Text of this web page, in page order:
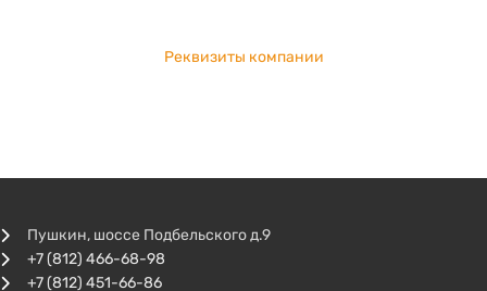
Реквизиты компании
Пушкин, шоссе Подбельского д.9
+7 (812) 466-68-98
+7 (812) 451-66-86